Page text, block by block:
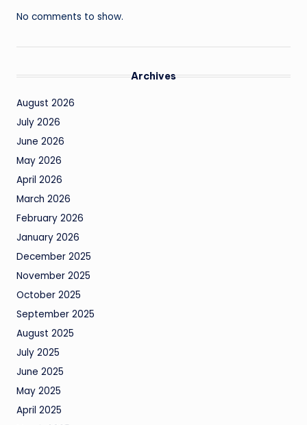
No comments to show.
Archives
August 2026
July 2026
June 2026
May 2026
April 2026
March 2026
February 2026
January 2026
December 2025
November 2025
October 2025
September 2025
August 2025
July 2025
June 2025
May 2025
April 2025